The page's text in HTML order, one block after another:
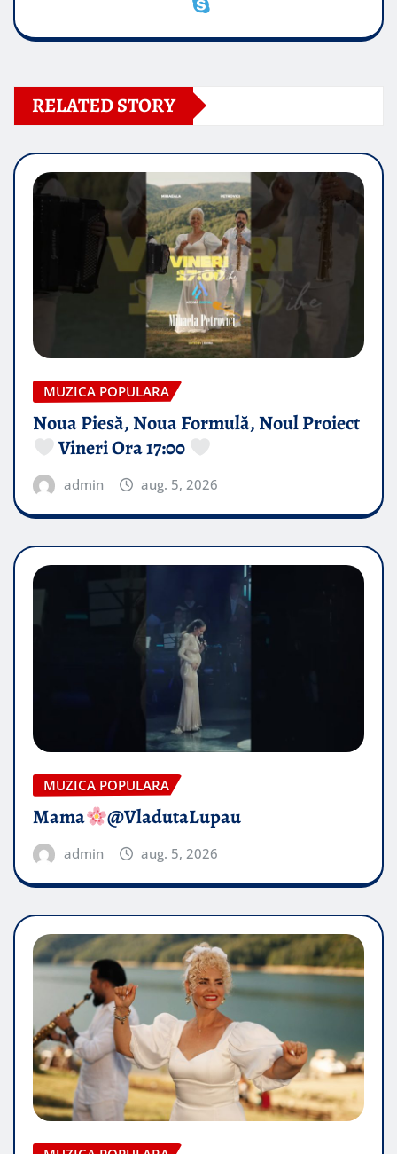
RELATED STORY
MUZICA POPULARA
Noua Piesă, Noua Formulă, Noul Proiect
Vineri Ora 17:00
admin aug. 5, 2026
MUZICA POPULARA
Mama @VladutaLupau
admin aug. 5, 2026